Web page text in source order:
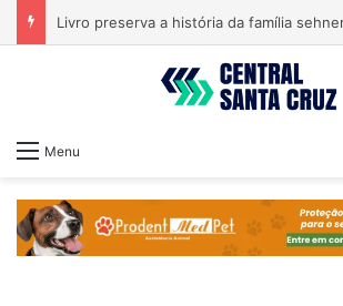
Menu